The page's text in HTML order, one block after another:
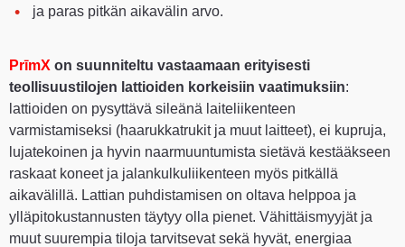
ja paras pitkän aikavälin arvo.
PrīmX on suunniteltu vastaamaan erityisesti
teollisuustilojen lattioiden korkeisiin vaatimuksiin:
lattioiden on pysyttävä sileänä laiteliikenteen
varmistamiseksi (haarukkatrukit ja muut laitteet), ei kupruja,
lujatekoinen ja hyvin naarmuuntumista sietävä kestääkseen
raskaat koneet ja jalankulkuliikenteen myös pitkällä
aikavälillä. Lattian puhdistamisen on oltava helppoa ja
ylläpitokustannusten täytyy olla pienet. Vähittäismyyjät ja
muut suurempia tiloja tarvitsevat sekä hyvät, energiaa